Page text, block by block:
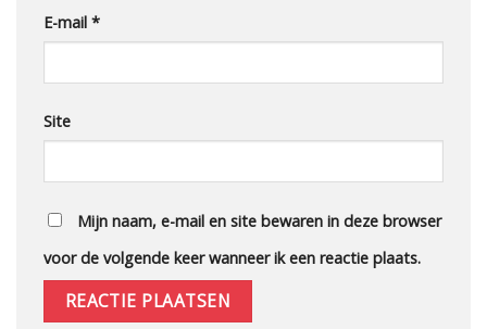
E-mail *
Site
Mijn naam, e-mail en site bewaren in deze browser
voor de volgende keer wanneer ik een reactie plaats.